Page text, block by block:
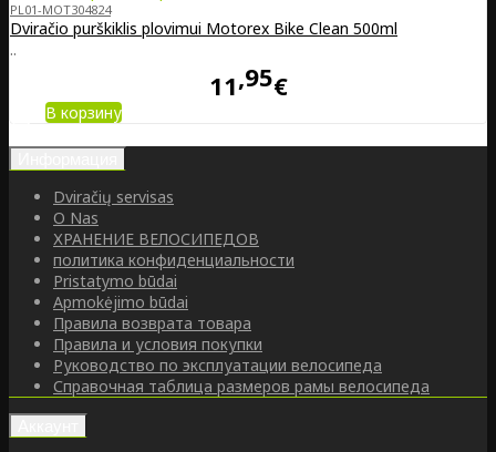
PL01-MOT304824
Dviračio purškiklis plovimui Motorex Bike Clean 500ml
..
11 95€
В корзину
Dviračių servisas
O Nas
ХРАНЕНИЕ ВЕЛОСИПЕДОВ
политика конфиденциальности
Pristatymo būdai
Apmokėjimo būdai
Правила возврата товара
Правила и условия покупки
Руководство по эксплуатации велосипеда
Справочная таблица размеров рамы велосипеда